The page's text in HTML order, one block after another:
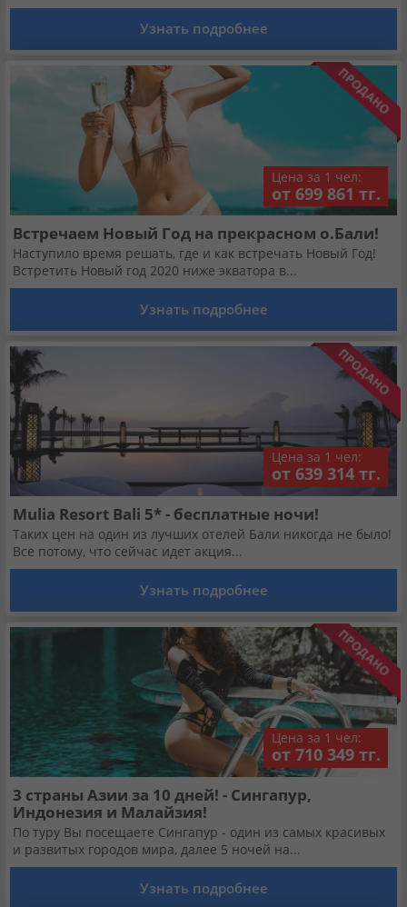
Узнать подробнее
Цена за 1 чел:
от 699 861 тг.
Встречаем Новый Год на прекрасном о.Бали!
Наступило время решать, где и как встречать Новый Год!
Встретить Новый год 2020 ниже экватора в...
Узнать подробнее
Цена за 1 чел:
от 639 314 тг.
Mulia Resort Bali 5* - бесплатные ночи!
Таких цен на один из лучших отелей Бали никогда не было!
Все потому, что сейчас идет акция...
Узнать подробнее
Цена за 1 чел:
от 710 349 тг.
3 страны Азии за 10 дней! - Сингапур,
Индонезия и Малайзия!
По туру Вы посещаете Сингапур - один из самых красивых
и развитых городов мира, далее 5 ночей на...
Узнать подробнее